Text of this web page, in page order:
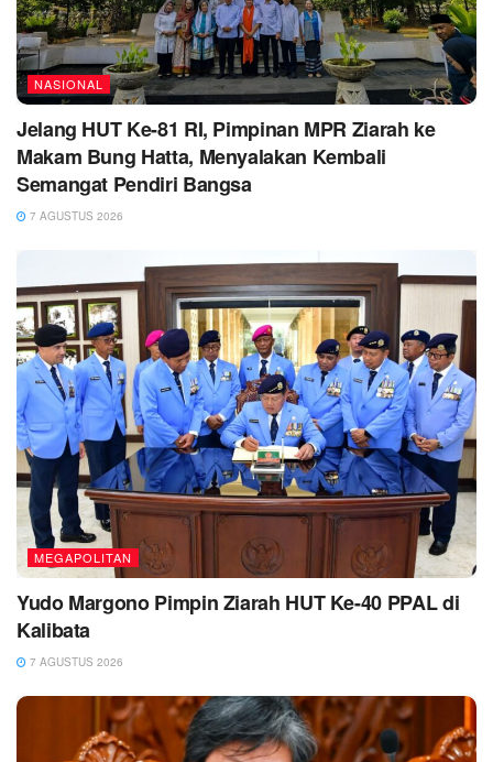
NASIONAL
Jelang HUT Ke-81 RI, Pimpinan MPR Ziarah ke
Makam Bung Hatta, Menyalakan Kembali
Semangat Pendiri Bangsa
7 AGUSTUS 2026
MEGAPOLITAN
Yudo Margono Pimpin Ziarah HUT Ke-40 PPAL di
Kalibata
7 AGUSTUS 2026